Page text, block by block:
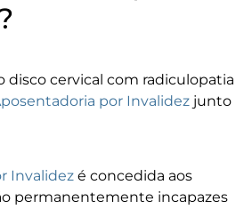
disco cervical com radiculopatia
por Invalidez junto
Invalidez é concedida aos
permanentemente incapazes